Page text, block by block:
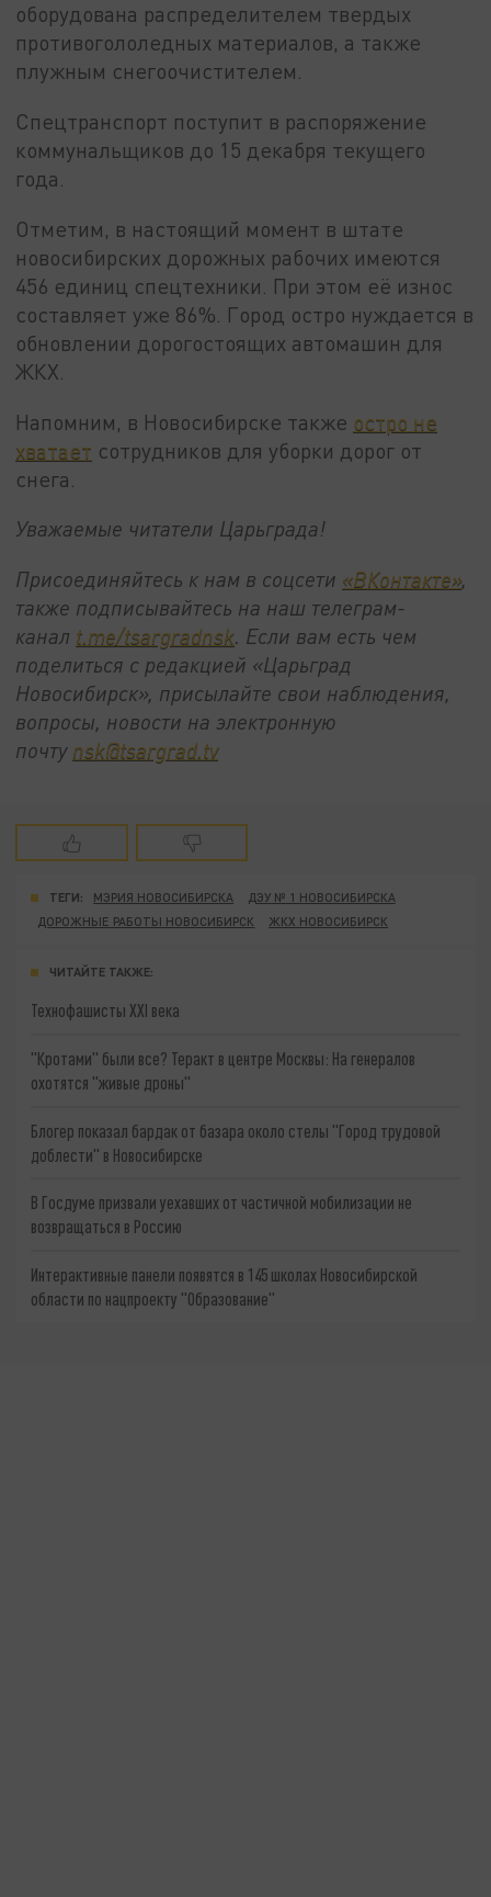
оборудована распределителем твердых
противогололедных материалов, а также
плужным снегоочистителем.
Спецтранспорт поступит в распоряжение
коммунальщиков до 15 декабря текущего
года.
Отметим, в настоящий момент в штате
новосибирских дорожных рабочих имеются
456 единиц спецтехники. При этом её износ
составляет уже 86%. Город остро нуждается в
обновлении дорогостоящих автомашин для
ЖКХ.
Напомним, в Новосибирске также остро не
хватает сотрудников для уборки дорог от
снега.
Уважаемые читатели Царьграда!
Присоединяйтесь к нам в соцсети «ВКонтакте»,
также подписывайтесь на наш телеграм-
канал t.me/tsargradnsk. Если вам есть чем
поделиться с редакцией «Царьград
Новосибирск», присылайте свои наблюдения,
вопросы, новости на электронную
почту nsk@tsargrad.tv
ТЕГИ: МЭРИЯ НОВОСИБИРСКА
ДЭУ № 1 НОВОСИБИРСКА
ДОРОЖНЫЕ РАБОТЫ НОВОСИБИРСК
ЖКХ НОВОСИБИРСК
ЧИТАЙТЕ ТАКЖЕ:
Технофашисты XXI века
"Кротами" были все? Теракт в центре Москвы: На генералов
охотятся "живые дроны"
Блогер показал бардак от базара около стелы "Город трудовой
доблести" в Новосибирске
В Госдуме призвали уехавших от частичной мобилизации не
возвращаться в Россию
Интерактивные панели появятся в 145 школах Новосибирской
области по нацпроекту "Образование"